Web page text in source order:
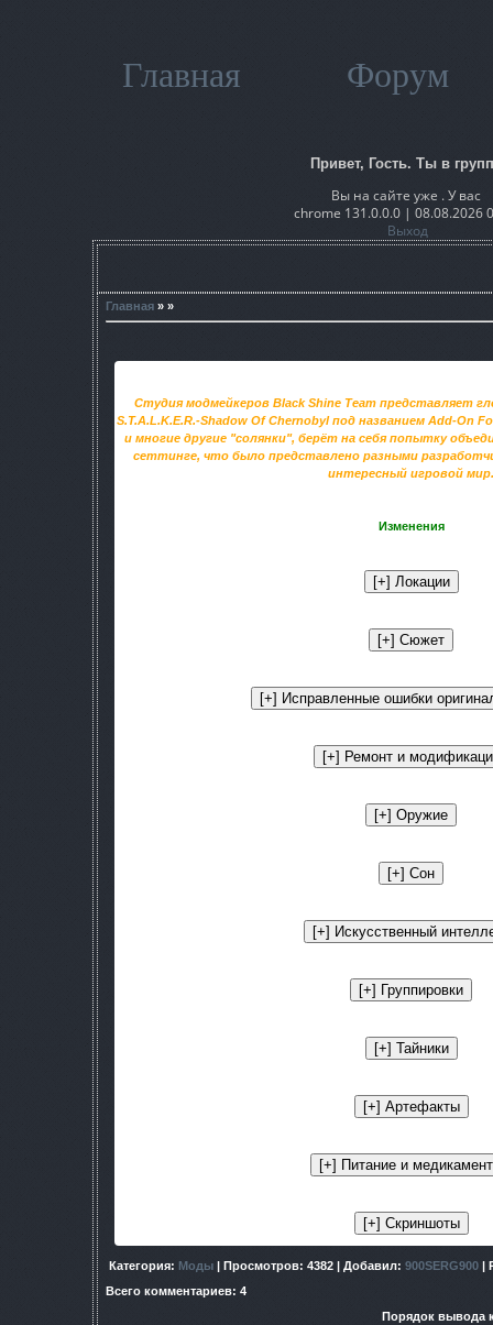
Главная Форум
Привет, Гость. Ты в
Вы на сайте уже . У вас
chrome 131.0.0.0 | 08.08.2026
Выход
Главная » »
Студия модмейкеров Black Shine Team представляет
S.T.A.L.K.E.R.-Shadow Of Chernobyl под названием Add-On
и многие другие "солянки", берёт на себя попытку
сеттинге, что было представлено разными
интересный игровой мир.
Изменения
Категория: Моды | Просмотров: 4382 | Добавил: 900SERG900 |
Всего комментариев: 4
Порядок вывода